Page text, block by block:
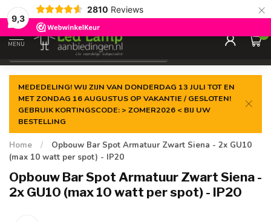
9,3
2810 Reviews ×
Gegarandeerde delaagste prijs
MENU
0
MEDEDELING! WIJ ZIJN VAN DONDERDAG 13 JULI TOT EN
MET ZONDAG 16 AUGUSTUS OP VAKANTIE / GESLOTEN!
GEBRUIK KORTINGSCODE: > ZOMER2026 < BIJ UW
BESTELLING
Home /
Opbouw Bar Spot Armatuur Zwart Siena - 2x GU10
(max 10 watt per spot) - IP20
Opbouw Bar Spot Armatuur Zwart Siena -
2x GU10 (max 10 watt per spot) - IP20